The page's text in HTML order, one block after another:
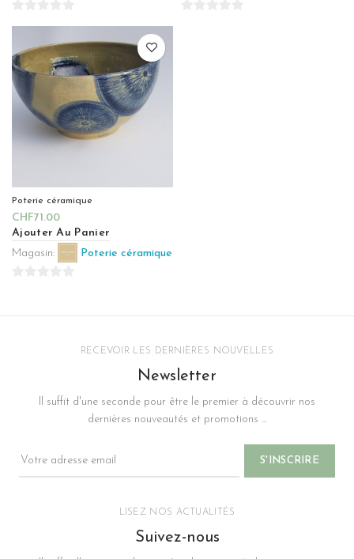
5
Poterie céramique
CHF71.00
Ajouter Au Panier
Magasin:
Poterie céramique
RECEVOIR LES DERNIÈRES NOUVELLES
Newsletter
Il suffit d'une seconde pour être le premier à découvrir nos
dernières nouveautés et promotions ...
LISEZ NOS ACTUALITÉS
Suivez-nous